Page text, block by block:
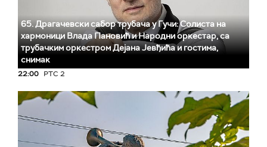
65. Драгачевски сабор трубача у Гучи: Солиста на
хармоници Влада Пановић и Народни оркестар, са
трубачким оркестром Дејана Јевђића и гостима,
снимак
22:00 РТС 2